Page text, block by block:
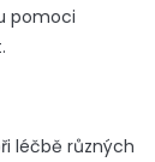
pomoci
léčbě různých